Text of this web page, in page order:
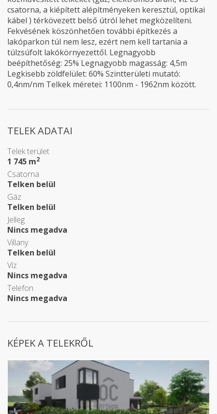
csatorna, a kiépített alépítményeken keresztül, optikai
kábel ) térkövezett belső útról lehet megközelíteni.
Fekvésének köszönhetően további építkezés a
lakóparkon túl nem lesz, ezért nem kell tartania a
túlzsúfolt lakókörnyezettől. Legnagyobb
beépíthetőség: 25% Legnagyobb magasság: 4,5m
Legkisebb zöldfelület: 60% Szintterületi mutató:
0,4nm/nm Telkek méretei: 1100nm - 1962nm között.
TELEK ADATAI
Telek terület
1 745 m2
Csatorna
Telken belül
Gáz
Telken belül
Jelleg
Nincs megadva
Villany
Telken belül
Víz
Nincs megadva
Telefon
Nincs megadva
KÉPEK A TELEKRŐL